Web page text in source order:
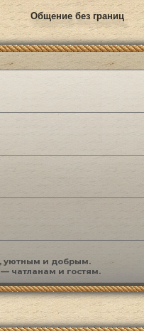
Общение без границ
уютным и добрым.
чатланам и гостям.